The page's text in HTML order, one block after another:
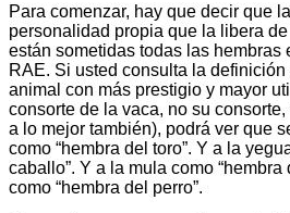
Para comenzar, hay que decir que
personalidad propia que la libera
están sometidas todas las hembras
RAE. Si usted consulta la
animal con más prestigio y mayor
consorte de la vaca, no su
a lo mejor también), podrá ver que
como “hembra del toro”. Y a la
caballo”. Y a la mula como “hembra
como “hembra del perro”.